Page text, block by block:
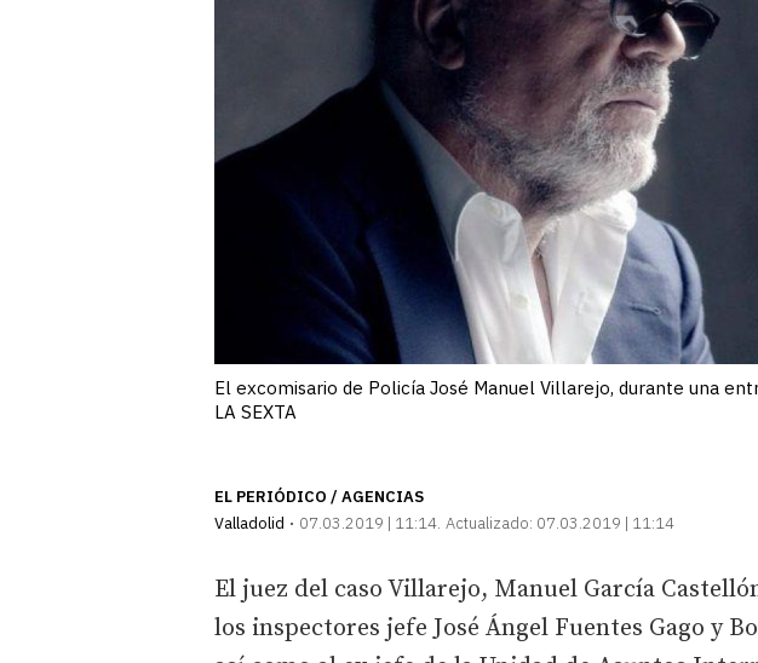
El excomisario de Policía José Manuel Villarejo, durante una
LA SEXTA
EL PERIÓDICO / AGENCIAS
Valladolid
07.03.2019 | 11:14 Actualizado: 07.03.2019 | 11:14
El juez del caso Villarejo, Manuel García
los inspectores jefe José Ángel Fuentes Gago y